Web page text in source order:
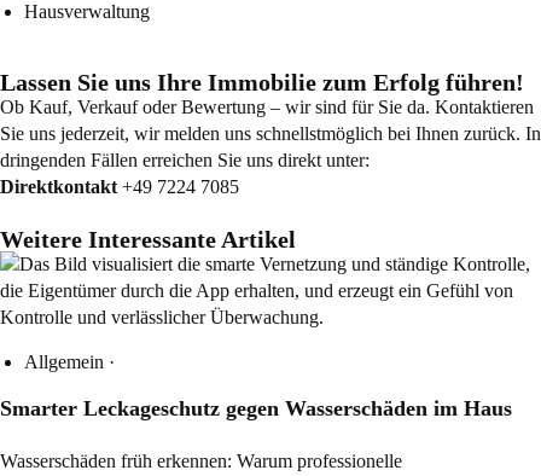
Hausverwaltung
Lassen Sie uns Ihre Immobilie zum Erfolg führen!
Ob Kauf, Verkauf oder Bewertung – wir sind für Sie da. Kontaktieren
Sie uns jederzeit, wir melden uns schnellstmöglich bei Ihnen zurück. In
dringenden Fällen erreichen Sie uns direkt unter:
Direktkontakt +49 7224 7085
Weitere Interessante Artikel
Allgemein ·
Smarter Leckageschutz gegen Wasserschäden im Haus
Wasserschäden früh erkennen: Warum professionelle